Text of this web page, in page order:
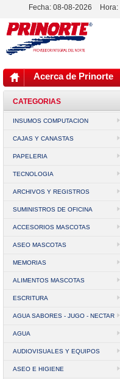
Fecha: 08-08-2026 Hora:
Acerca de Prinorte
CATEGORIAS
INSUMOS COMPUTACION
CAJAS Y CANASTAS
PAPELERIA
TECNOLOGIA
ARCHIVOS Y REGISTROS
SUMINISTROS DE OFICINA
ACCESORIOS MASCOTAS
ASEO MASCOTAS
MEMORIAS
ALIMENTOS MASCOTAS
ESCRITURA
AGUA SABORES - JUGO - NECTAR
AGUA
AUDIOVISUALES Y EQUIPOS
ASEO E HIGIENE